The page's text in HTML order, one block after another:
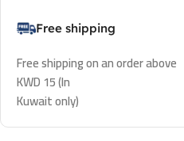
Free shipping
Free shipping on an order above
KWD 15 (In
Kuwait only)